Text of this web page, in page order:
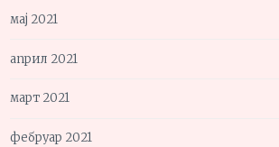
мај 2021
април 2021
март 2021
фебруар 2021